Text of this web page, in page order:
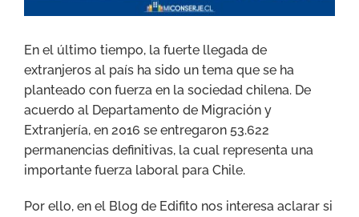
En el último tiempo, la fuerte llegada de
extranjeros al país ha sido un tema que se ha
planteado con fuerza en la sociedad chilena. De
acuerdo al Departamento de Migración y
Extranjería, en 2016 se entregaron 53.622
permanencias definitivas, la cual representa una
importante fuerza laboral para Chile.
Por ello, en el Blog de Edifito nos interesa aclarar si